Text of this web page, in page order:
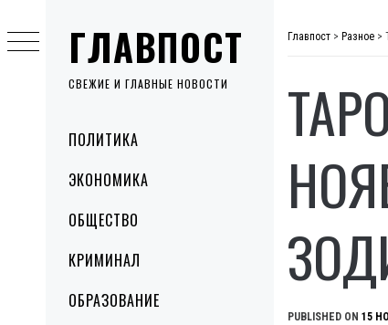
ГЛАВПОСТ
СВЕЖИЕ И ГЛАВНЫЕ НОВОСТИ
MenuПОЛИТИКА
ЭКОНОМИКА
ОБЩЕСТВО
КРИМИНАЛ
ОБРАЗОВАНИЕ
to
content
Главпост > Разное >
PUBLISHED ON 15